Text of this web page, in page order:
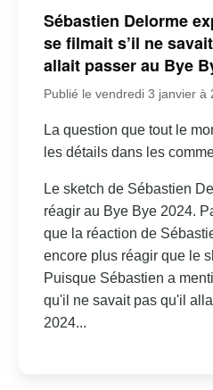
Sébastien Delorme
se filmait s’il ne
allait passer au Bye
Publié le vendredi 3 janvier à
La question que tout le
les détails dans les
Le sketch de Sébastien
réagir au Bye Bye 2024.
que la réaction de
encore plus réagir que le
Puisque Sébastien a
qu'il ne savait pas qu'il
2024...